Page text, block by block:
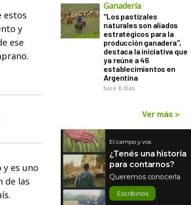
estos
y
ese
es uno
de las
Ganadería
"Los pastizales
naturales son aliados
estratégicos para la
producción ganadera",
destaca la iniciativa que
ya reúne a 46
establecimientos en
Argentina
hace 8 días
Ver más >
El campo y vos
¿Tenés una historia
para contarnos?
Queremos conocerla
Escribinos